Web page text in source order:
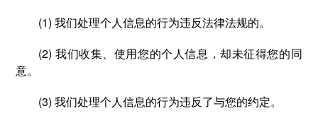
(1) 我们处理个人信息的行为违反法律法规的。
(2) 我们收集、使用您的个人信息，却未征得您的同
意。
(3) 我们处理个人信息的行为违反了与您的约定。